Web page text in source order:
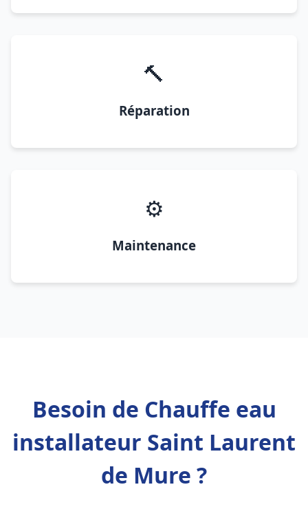
🔨
Réparation
⚙️
Maintenance
Besoin de Chauffe eau
installateur Saint Laurent
de Mure ?